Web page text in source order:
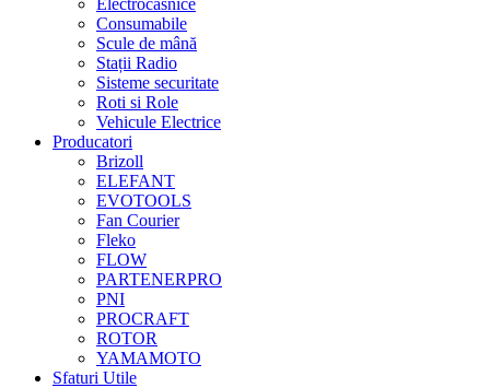
Electrocasnice
Consumabile
Scule de mână
Stații Radio
Sisteme securitate
Roti si Role
Vehicule Electrice
Producatori
Brizoll
ELEFANT
EVOTOOLS
Fan Courier
Fleko
FLOW
PARTENERPRO
PNI
PROCRAFT
ROTOR
YAMAMOTO
Sfaturi Utile